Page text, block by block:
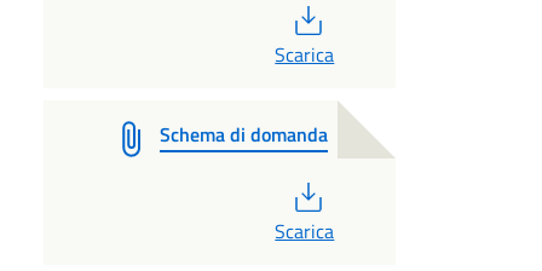
Scarica
Schema di domanda
Scarica